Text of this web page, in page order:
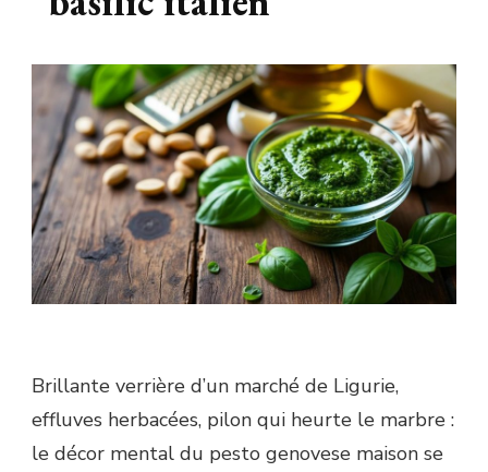
Brillante verrière d’un marché de Ligurie,
effluves herbacées, pilon qui heurte le marbre :
le décor mental du pesto genovese maison se